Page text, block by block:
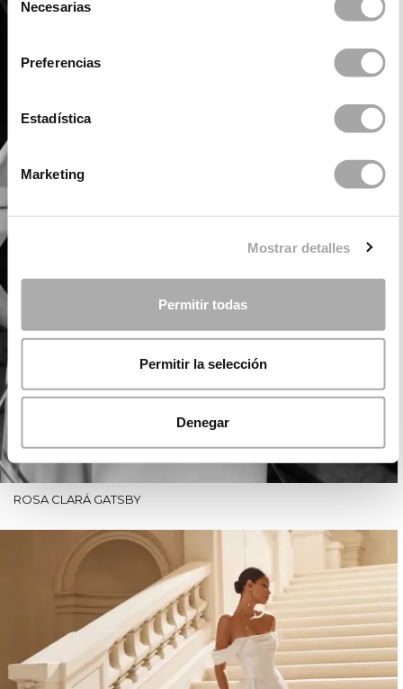
Necesarias
Preferencias
Estadística
Marketing
Mostrar detalles
Permitir todas
Permitir la selección
Denegar
ROSA CLARÁ GATSBY